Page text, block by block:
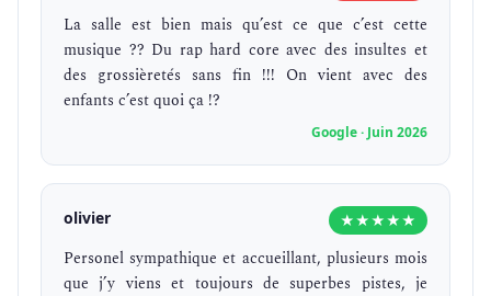
La salle est bien mais qu’est ce que c’est cette
musique ?? Du rap hard core avec des insultes et
des grossièretés sans fin !!! On vient avec des
enfants c’est quoi ça !?
Google · Juin 2026
olivier ★★★★★
Personel sympathique et accueillant, plusieurs mois
que j’y viens et toujours de superbes pistes, je